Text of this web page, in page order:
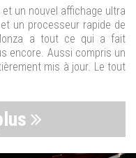
un nouvel affichage ultra
un processeur rapide de
a tout ce qui a fait
encore. Aussi compris un
mis à jour. Le tout